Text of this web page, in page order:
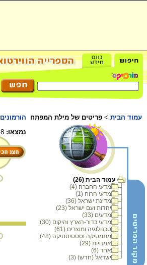
עמוד הבית > פריטים של מילת המפתח הורמונים
עמוד הבית (26)
מדעי החברה (4)
מדעי הרוח (1)
מדינת ישראל (36)
יהדות ועם ישראל (23)
מדעים (33)
מדעי כדור-הארץ והיקום (30)
טכנולוגיה ומוצרים (61)
מתמטיקה וסטטיסטיקה (48)
אמנויות (29)
אחר (6)
ישראל (חדש) (3)
נמצאו: